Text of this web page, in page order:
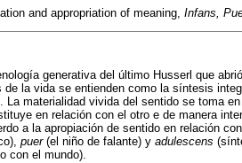
and appropriation of meaning, Infans,
generativa del último Husserl que
la vida se entienden como la síntesis
materialidad vivida del sentido se toma
en relación con el otro e de manera
a la apropiación de sentido en relación
puer(el niño de falante) y adulescens
con el mundo).